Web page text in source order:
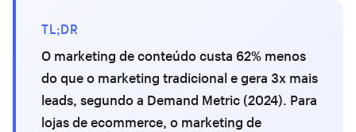
TL;DR
O marketing de conteúdo custa 62% menos
do que o marketing tradicional e gera 3x mais
leads, segundo a Demand Metric (2024). Para
lojas de ecommerce, o marketing de